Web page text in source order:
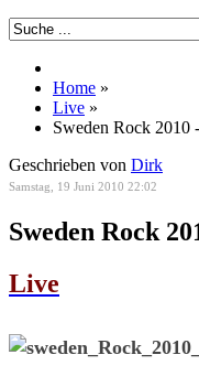
Home »
Live »
Sweden Rock 2010
Geschrieben von Dirk
Samstag, 19 Juni 2010 22:02
Sweden Rock
Live